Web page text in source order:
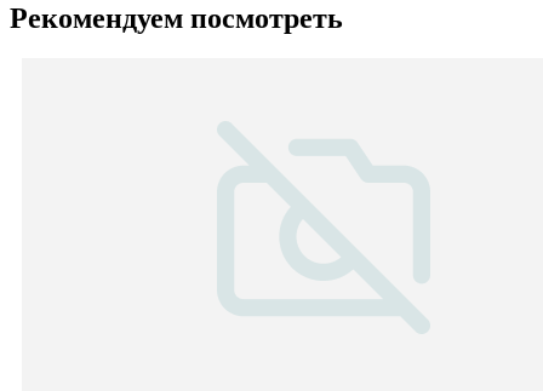
Рекомендуем посмотреть